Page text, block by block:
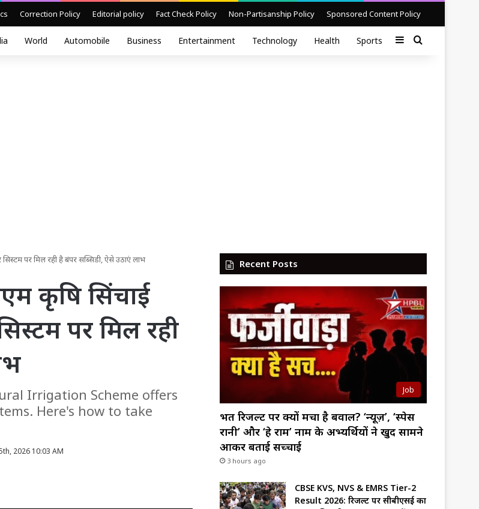
Correction Policy Editorial policy Fact Check Policy Non-Partisanship Policy Sponsored Content Policy
World Automobile Business Entertainment Technology Health Sports SidebarSearch for
पर मिल रही है बंपर सब्सिडी, ऐसे उठाएं लाभ
कृषि सिंचाई
पर मिल रही
Irrigation Scheme offers
Here's how to take
2026 10:03 AM
Recent Posts
Job
भर्ती रिजल्ट पर क्यों मचा है बवाल? ‘न्यूज़’, ‘स्पेस
रानी’ और ‘हे राम’ नाम के अभ्यर्थियों ने खुद सामने
आकर बताई सच्चाई
3 hours ago
CBSE KVS, NVS & EMRS Tier-2
Result 2026: रिजल्ट पर सीबीएसई का